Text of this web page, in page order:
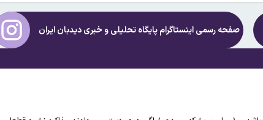
صفحه رسمی اینستاگرام پایگاه تحلیلی و خبریدیدبان ایران